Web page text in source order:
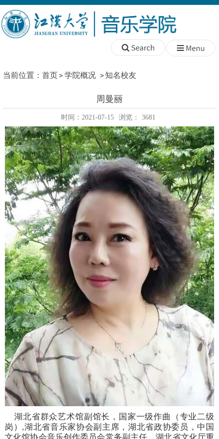
当前位置： 首页 学院概况 知名校友
周曼丽
时间：2021-07-15 浏览： 3681
湖北省群众艺术馆副馆长，国家一级作曲（专业二级
岗）,湖北省音乐家协会副主席，湖北省政协委员，中国